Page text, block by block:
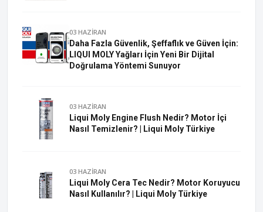
03 HAZİRAN
Daha Fazla Güvenlik, Şeffaflık ve Güven İçin:
LIQUI MOLY Yağları İçin Yeni Bir Dijital
Doğrulama Yöntemi Sunuyor
03 HAZİRAN
Liqui Moly Engine Flush Nedir? Motor İçi
Nasıl Temizlenir? | Liqui Moly Türkiye
03 HAZİRAN
Liqui Moly Cera Tec Nedir? Motor Koruyucu
Nasıl Kullanılır? | Liqui Moly Türkiye